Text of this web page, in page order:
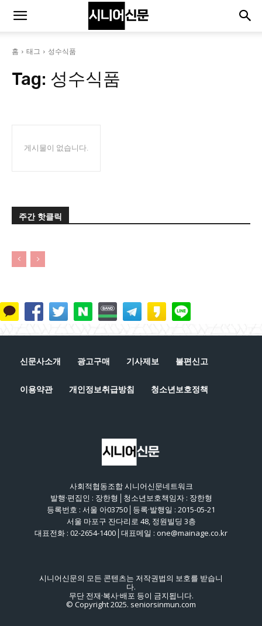
홈 태그 성수식품
Tag: 성수식품
게시물이 없습니다.
주간 핫클릭
신문사소개 광고구매 기사제보 불편신고
이용약관 개인정보취급방침 청소년보호정책
사회적협동조합 시니어신문네트워크
발행·편집인 : 장한형│청소년보호책임자 : 장한형
등록번호 : 서울 아03750│등록·발행일 : 2015-05-21
서울 마포구 잔다리로 48, 정원빌딩 3층
대표전화 : 02-2654-1400│대표메일 : one@mainage.co.kr
시니어신문의 모든 콘텐츠는 저작권법의 보호를 받습니
다.
무단 전재·복사·배포 등이 금지됩니다.
© Copyright 2025. seniorsinmun.com